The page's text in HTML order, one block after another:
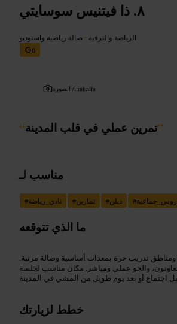
ذا فيتنيس سوسايتي
الرياضة والترفيه • صالة رياضية واستوديو
٥
الصورة /LinkedIn
“تمرين عملي في قلب المدينة”
مناسب لـ
#نادي_رياضة #تمارين #دبلن #
ما الذي تتوقعه
تدريب حرة بمعدات أساسية وصالة مرتبة.
والجو عملي ومباشر. مكان مناسب لجلسة
خطط لزيارتك